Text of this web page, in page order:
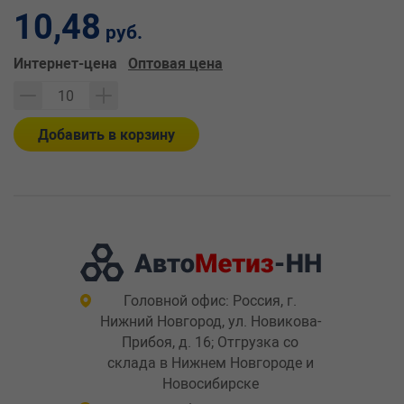
10,48 руб.
Интернет-цена Оптовая цена
Добавить в корзину
Головной офис: Россия, г.
Нижний Новгород, ул. Новикова-
Прибоя, д. 16; Отгрузка со
склада в Нижнем Новгороде и
Новосибирске